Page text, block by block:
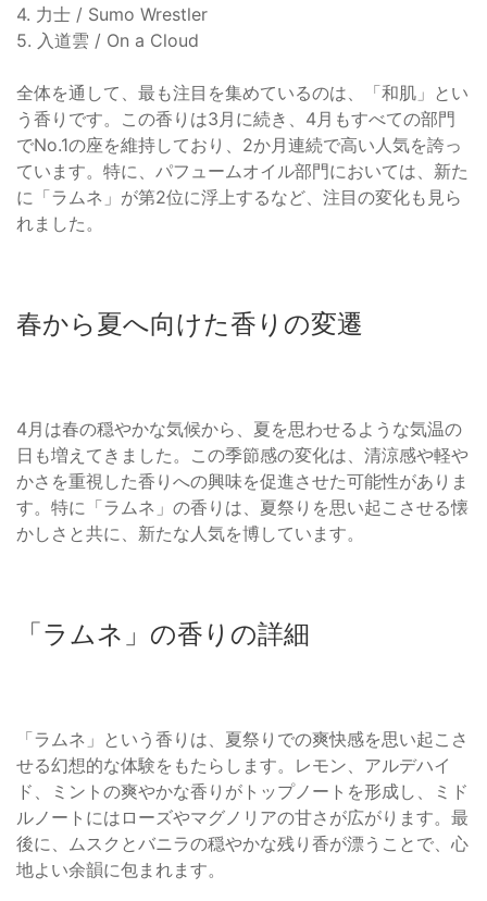
4. 力士 / Sumo Wrestler
5. 入道雲 / On a Cloud
全体を通して、最も注目を集めているのは、「和肌」とい
う香りです。この香りは3月に続き、4月もすべての部門
でNo.1の座を維持しており、2か月連続で高い人気を誇っ
ています。特に、パフュームオイル部門においては、新た
に「ラムネ」が第2位に浮上するなど、注目の変化も見ら
れました。
春から夏へ向けた香りの変遷
4月は春の穏やかな気候から、夏を思わせるような気温の
日も増えてきました。この季節感の変化は、清涼感や軽や
かさを重視した香りへの興味を促進させた可能性がありま
す。特に「ラムネ」の香りは、夏祭りを思い起こさせる懐
かしさと共に、新たな人気を博しています。
「ラムネ」の香りの詳細
「ラムネ」という香りは、夏祭りでの爽快感を思い起こさ
せる幻想的な体験をもたらします。レモン、アルデハイ
ド、ミントの爽やかな香りがトップノートを形成し、ミド
ルノートにはローズやマグノリアの甘さが広がります。最
後に、ムスクとバニラの穏やかな残り香が漂うことで、心
地よい余韻に包まれます。